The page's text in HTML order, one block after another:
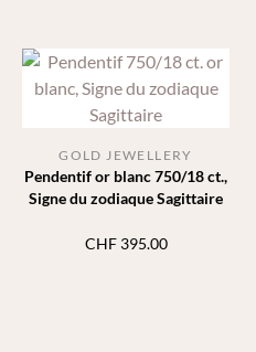
Pendentif or blanc 750/18 ct.,
Signe du zodiaque Sagittaire
GOLD JEWELLERY
CHF395.00